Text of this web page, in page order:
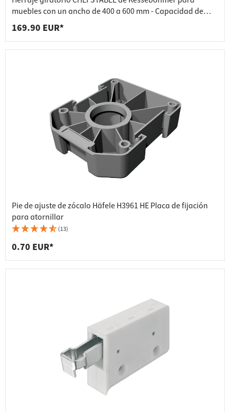
muebles con un ancho de 400 a 600 mm - Capacidad de
carga de hasta 19 kg
169.90 EUR*
Pie de ajuste de zócalo Häfele H3961 HE Placa de fijación
para atornillar
(13)
0.70 EUR*